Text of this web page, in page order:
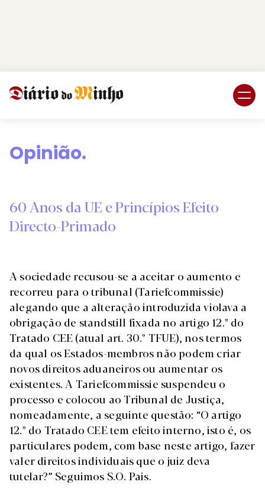
Opinião.
60 Anos da UE e Princípios Efeito
Directo-Primado
A sociedade recusou-se a aceitar o aumento e
recorreu para o tribunal (Tariefcommissie)
alegando que a alteração introduzida violava a
obrigação de standstill fixada no artigo 12.º do
Tratado CEE (atual art. 30.º TFUE), nos termos
da qual os Estados-membros não podem criar
novos direitos aduaneiros ou aumentar os
existentes. A Tariefcommissie suspendeu o
processo e colocou ao Tribunal de Justiça,
nomeadamente, a seguinte questão: “O artigo
12.º do Tratado CEE tem efeito interno, isto é, os
particulares podem, com base neste artigo, fazer
valer direitos individuais que o juiz deva
tutelar?” Seguimos S.O. Pais.